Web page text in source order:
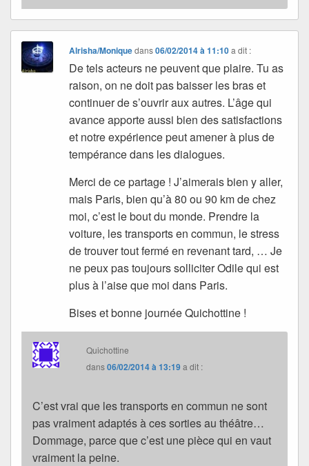
Alrisha/Moniquedans06/02/2014 à 11:10 a dit :
De tels acteurs ne peuvent que plaire. Tu as
raison, on ne doit pas baisser les bras et
continuer de s’ouvrir aux autres. L’âge qui
avance apporte aussi bien des satisfactions
et notre expérience peut amener à plus de
tempérance dans les dialogues.
Merci de ce partage ! J’aimerais bien y aller,
mais Paris, bien qu’à 80 ou 90 km de chez
moi, c’est le bout du monde. Prendre la
voiture, les transports en commun, le stress
de trouver tout fermé en revenant tard, … Je
ne peux pas toujours solliciter Odile qui est
plus à l’aise que moi dans Paris.
Bises et bonne journée Quichottine !
Quichottine
dans06/02/2014 à 13:19a dit :
C’est vrai que les transports en commun ne sont
pas vraiment adaptés à ces sorties au théâtre…
Dommage, parce que c’est une pièce qui en vaut
vraiment la peine.